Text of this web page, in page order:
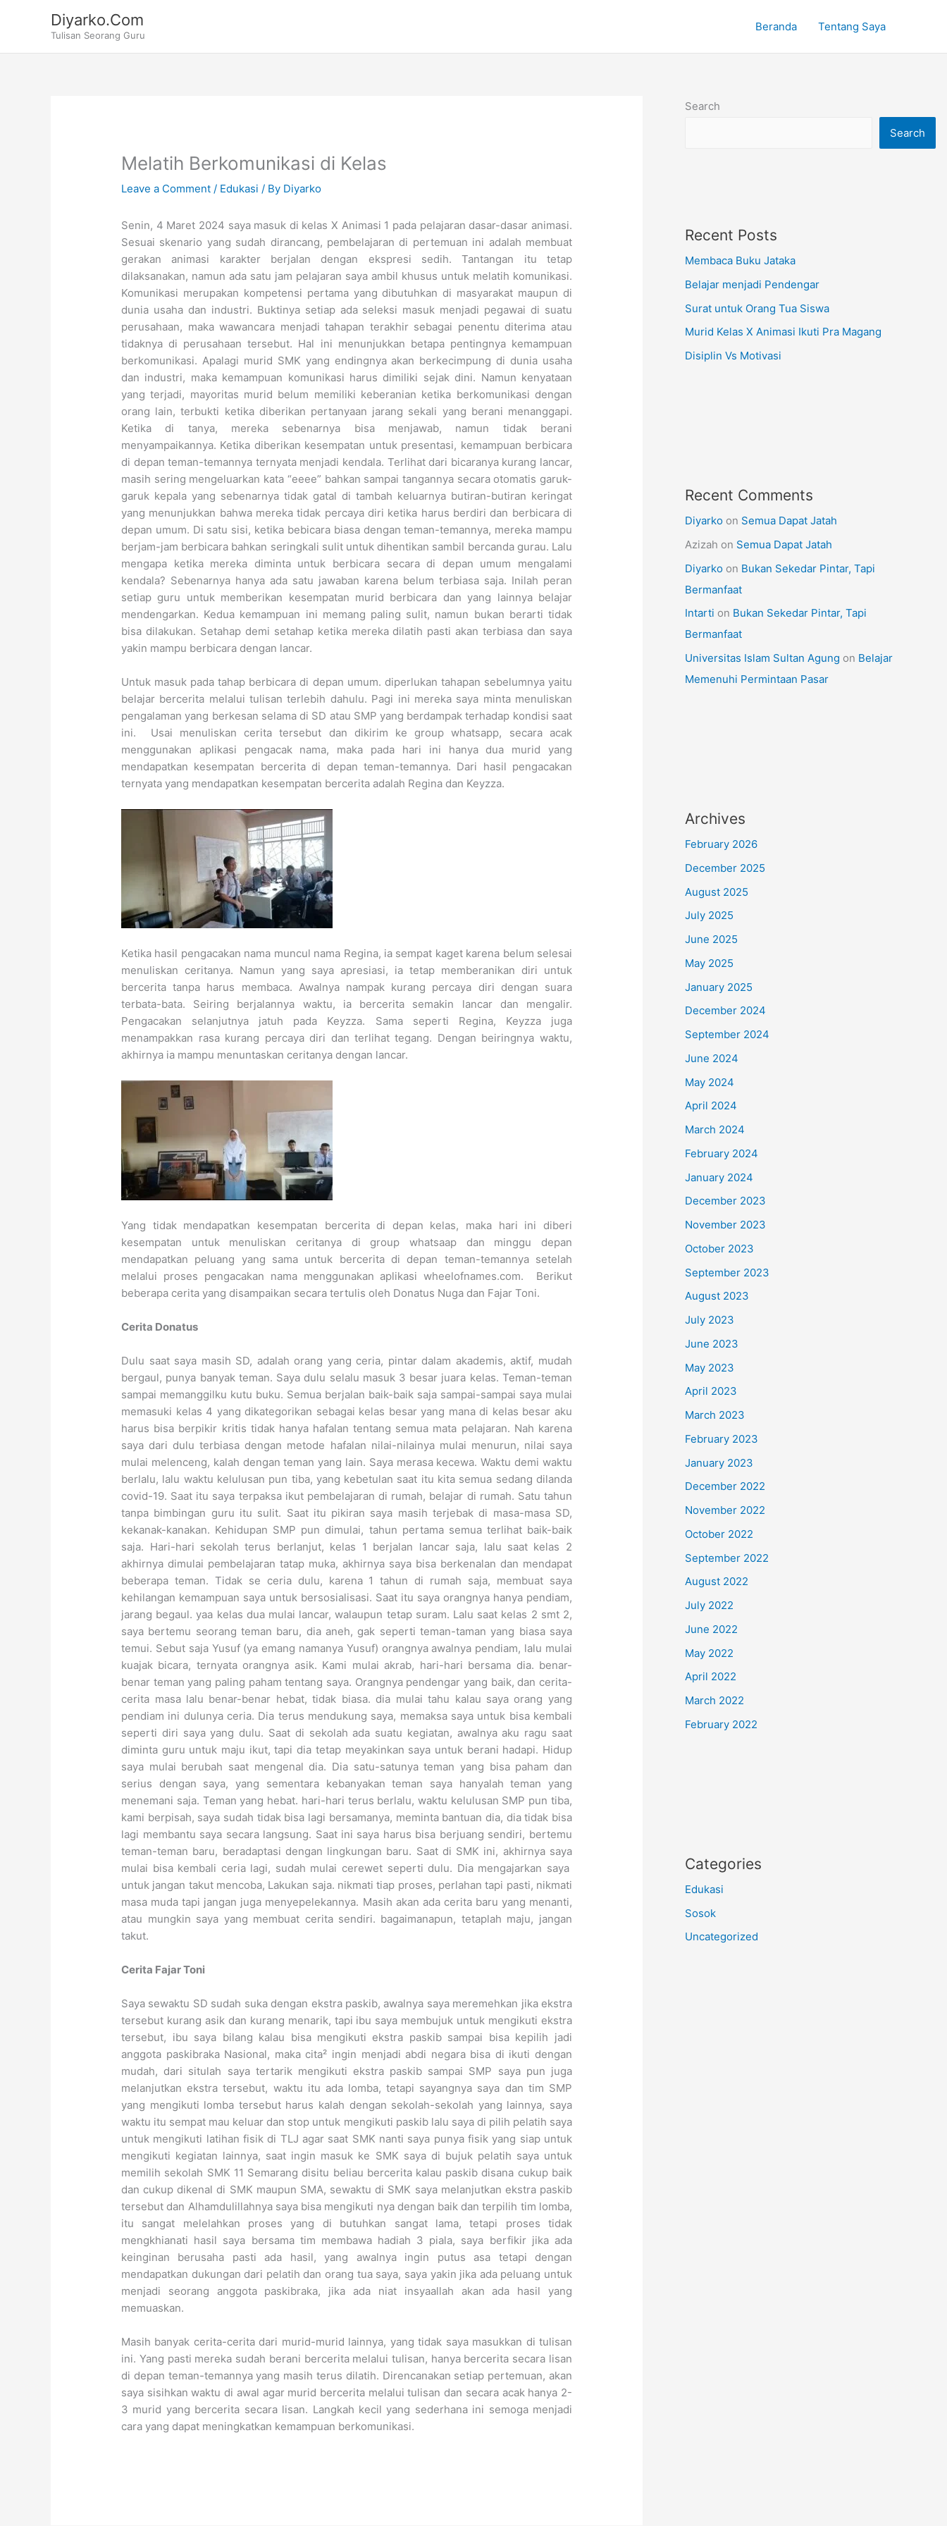
Diyarko.Com
Tulisan Seorang Guru
Beranda Tentang Saya
Melatih Berkomunikasi di Kelas
Leave a Comment / Edukasi / By Diyarko
Senin, 4 Maret 2024 saya masuk di kelas X Animasi 1 pada pelajaran dasar-dasar animasi.
Sesuai skenario yang sudah dirancang, pembelajaran di pertemuan ini adalah membuat
gerakan animasi karakter berjalan dengan ekspresi sedih. Tantangan itu tetap
dilaksanakan, namun ada satu jam pelajaran saya ambil khusus untuk melatih komunikasi.
Komunikasi merupakan kompetensi pertama yang dibutuhkan di masyarakat maupun di
dunia usaha dan industri. Buktinya setiap ada seleksi masuk menjadi pegawai di suatu
perusahaan, maka wawancara menjadi tahapan terakhir sebagai penentu diterima atau
tidaknya di perusahaan tersebut. Hal ini menunjukkan betapa pentingnya kemampuan
berkomunikasi. Apalagi murid SMK yang endingnya akan berkecimpung di dunia usaha
dan industri, maka kemampuan komunikasi harus dimiliki sejak dini. Namun kenyataan
yang terjadi, mayoritas murid belum memiliki keberanian ketika berkomunikasi dengan
orang lain, terbukti ketika diberikan pertanyaan jarang sekali yang berani menanggapi.
Ketika di tanya, mereka sebenarnya bisa menjawab, namun tidak berani
menyampaikannya. Ketika diberikan kesempatan untuk presentasi, kemampuan berbicara
di depan teman-temannya ternyata menjadi kendala. Terlihat dari bicaranya kurang lancar,
masih sering mengeluarkan kata “eeee” bahkan sampai tangannya secara otomatis garuk-
garuk kepala yang sebenarnya tidak gatal di tambah keluarnya butiran-butiran keringat
yang menunjukkan bahwa mereka tidak percaya diri ketika harus berdiri dan berbicara di
depan umum. Di satu sisi, ketika bebicara biasa dengan teman-temannya, mereka mampu
berjam-jam berbicara bahkan seringkali sulit untuk dihentikan sambil bercanda gurau. Lalu
mengapa ketika mereka diminta untuk berbicara secara di depan umum mengalami
kendala? Sebenarnya hanya ada satu jawaban karena belum terbiasa saja. Inilah peran
setiap guru untuk memberikan kesempatan murid berbicara dan yang lainnya belajar
mendengarkan. Kedua kemampuan ini memang paling sulit, namun bukan berarti tidak
bisa dilakukan. Setahap demi setahap ketika mereka dilatih pasti akan terbiasa dan saya
yakin mampu berbicara dengan lancar.
Untuk masuk pada tahap berbicara di depan umum. diperlukan tahapan sebelumnya yaitu
belajar bercerita melalui tulisan terlebih dahulu. Pagi ini mereka saya minta menuliskan
pengalaman yang berkesan selama di SD atau SMP yang berdampak terhadap kondisi saat
ini. Usai menuliskan cerita tersebut dan dikirim ke group whatsapp, secara acak
menggunakan aplikasi pengacak nama, maka pada hari ini hanya dua murid yang
mendapatkan kesempatan bercerita di depan teman-temannya. Dari hasil pengacakan
ternyata yang mendapatkan kesempatan bercerita adalah Regina dan Keyzza.
Ketika hasil pengacakan nama muncul nama Regina, ia sempat kaget karena belum selesai
menuliskan ceritanya. Namun yang saya apresiasi, ia tetap memberanikan diri untuk
bercerita tanpa harus membaca. Awalnya nampak kurang percaya diri dengan suara
terbata-bata. Seiring berjalannya waktu, ia bercerita semakin lancar dan mengalir.
Pengacakan selanjutnya jatuh pada Keyzza. Sama seperti Regina, Keyzza juga
menampakkan rasa kurang percaya diri dan terlihat tegang. Dengan beiringnya waktu,
akhirnya ia mampu menuntaskan ceritanya dengan lancar.
Yang tidak mendapatkan kesempatan bercerita di depan kelas, maka hari ini diberi
kesempatan untuk menuliskan ceritanya di group whatsaap dan minggu depan
mendapatkan peluang yang sama untuk bercerita di depan teman-temannya setelah
melalui proses pengacakan nama menggunakan aplikasi wheelofnames.com. Berikut
beberapa cerita yang disampaikan secara tertulis oleh Donatus Nuga dan Fajar Toni.
Cerita Donatus
Dulu saat saya masih SD, adalah orang yang ceria, pintar dalam akademis, aktif, mudah
bergaul, punya banyak teman. Saya dulu selalu masuk 3 besar juara kelas. Teman-teman
sampai memanggilku kutu buku. Semua berjalan baik-baik saja sampai-sampai saya mulai
memasuki kelas 4 yang dikategorikan sebagai kelas besar yang mana di kelas besar aku
harus bisa berpikir kritis tidak hanya hafalan tentang semua mata pelajaran. Nah karena
saya dari dulu terbiasa dengan metode hafalan nilai-nilainya mulai menurun, nilai saya
mulai melenceng, kalah dengan teman yang lain. Saya merasa kecewa. Waktu demi waktu
berlalu, lalu waktu kelulusan pun tiba, yang kebetulan saat itu kita semua sedang dilanda
covid-19. Saat itu saya terpaksa ikut pembelajaran di rumah, belajar di rumah. Satu tahun
tanpa bimbingan guru itu sulit. Saat itu pikiran saya masih terjebak di masa-masa SD,
kekanak-kanakan. Kehidupan SMP pun dimulai, tahun pertama semua terlihat baik-baik
saja. Hari-hari sekolah terus berlanjut, kelas 1 berjalan lancar saja, lalu saat kelas 2
akhirnya dimulai pembelajaran tatap muka, akhirnya saya bisa berkenalan dan mendapat
beberapa teman. Tidak se ceria dulu, karena 1 tahun di rumah saja, membuat saya
kehilangan kemampuan saya untuk bersosialisasi. Saat itu saya orangnya hanya pendiam,
jarang begaul. yaa kelas dua mulai lancar, walaupun tetap suram. Lalu saat kelas 2 smt 2,
saya bertemu seorang teman baru, dia aneh, gak seperti teman-taman yang biasa saya
temui. Sebut saja Yusuf (ya emang namanya Yusuf) orangnya awalnya pendiam, lalu mulai
kuajak bicara, ternyata orangnya asik. Kami mulai akrab, hari-hari bersama dia. benar-
benar teman yang paling paham tentang saya. Orangnya pendengar yang baik, dan cerita-
cerita masa lalu benar-benar hebat, tidak biasa. dia mulai tahu kalau saya orang yang
pendiam ini dulunya ceria. Dia terus mendukung saya, memaksa saya untuk bisa kembali
seperti diri saya yang dulu. Saat di sekolah ada suatu kegiatan, awalnya aku ragu saat
diminta guru untuk maju ikut, tapi dia tetap meyakinkan saya untuk berani hadapi. Hidup
saya mulai berubah saat mengenal dia. Dia satu-satunya teman yang bisa paham dan
serius dengan saya, yang sementara kebanyakan teman saya hanyalah teman yang
menemani saja. Teman yang hebat. hari-hari terus berlalu, waktu kelulusan SMP pun tiba,
kami berpisah, saya sudah tidak bisa lagi bersamanya, meminta bantuan dia, dia tidak bisa
lagi membantu saya secara langsung. Saat ini saya harus bisa berjuang sendiri, bertemu
teman-teman baru, beradaptasi dengan lingkungan baru. Saat di SMK ini, akhirnya saya
mulai bisa kembali ceria lagi, sudah mulai cerewet seperti dulu. Dia mengajarkan saya
untuk jangan takut mencoba, Lakukan saja. nikmati tiap proses, perlahan tapi pasti, nikmati
masa muda tapi jangan juga menyepelekannya. Masih akan ada cerita baru yang menanti,
atau mungkin saya yang membuat cerita sendiri. bagaimanapun, tetaplah maju, jangan
takut.
Cerita Fajar Toni
Saya sewaktu SD sudah suka dengan ekstra paskib, awalnya saya meremehkan jika ekstra
tersebut kurang asik dan kurang menarik, tapi ibu saya membujuk untuk mengikuti ekstra
tersebut, ibu saya bilang kalau bisa mengikuti ekstra paskib sampai bisa kepilih jadi
anggota paskibraka Nasional, maka cita² ingin menjadi abdi negara bisa di ikuti dengan
mudah, dari situlah saya tertarik mengikuti ekstra paskib sampai SMP saya pun juga
melanjutkan ekstra tersebut, waktu itu ada lomba, tetapi sayangnya saya dan tim SMP
yang mengikuti lomba tersebut harus kalah dengan sekolah-sekolah yang lainnya, saya
waktu itu sempat mau keluar dan stop untuk mengikuti paskib lalu saya di pilih pelatih saya
untuk mengikuti latihan fisik di TLJ agar saat SMK nanti saya punya fisik yang siap untuk
mengikuti kegiatan lainnya, saat ingin masuk ke SMK saya di bujuk pelatih saya untuk
memilih sekolah SMK 11 Semarang disitu beliau bercerita kalau paskib disana cukup baik
dan cukup dikenal di SMK maupun SMA, sewaktu di SMK saya melanjutkan ekstra paskib
tersebut dan Alhamdulillahnya saya bisa mengikuti nya dengan baik dan terpilih tim lomba,
itu sangat melelahkan proses yang di butuhkan sangat lama, tetapi proses tidak
mengkhianati hasil saya bersama tim membawa hadiah 3 piala, saya berfikir jika ada
keinginan berusaha pasti ada hasil, yang awalnya ingin putus asa tetapi dengan
mendapatkan dukungan dari pelatih dan orang tua saya, saya yakin jika ada peluang untuk
menjadi seorang anggota paskibraka, jika ada niat insyaallah akan ada hasil yang
memuaskan.
Masih banyak cerita-cerita dari murid-murid lainnya, yang tidak saya masukkan di tulisan
ini. Yang pasti mereka sudah berani bercerita melalui tulisan, hanya bercerita secara lisan
di depan teman-temannya yang masih terus dilatih. Direncanakan setiap pertemuan, akan
saya sisihkan waktu di awal agar murid bercerita melalui tulisan dan secara acak hanya 2-
3 murid yang bercerita secara lisan. Langkah kecil yang sederhana ini semoga menjadi
cara yang dapat meningkatkan kemampuan berkomunikasi.
Search
Search
Recent Posts
Membaca Buku Jataka
Belajar menjadi Pendengar
Surat untuk Orang Tua Siswa
Murid Kelas X Animasi Ikuti Pra Magang
Disiplin Vs Motivasi
Recent Comments
Diyarko on Semua Dapat Jatah
Azizah on Semua Dapat Jatah
Diyarko on Bukan Sekedar Pintar, Tapi
Bermanfaat
Intarti on Bukan Sekedar Pintar, Tapi
Bermanfaat
Universitas Islam Sultan Agung on Belajar
Memenuhi Permintaan Pasar
Archives
February 2026
December 2025
August 2025
July 2025
June 2025
May 2025
January 2025
December 2024
September 2024
June 2024
May 2024
April 2024
March 2024
February 2024
January 2024
December 2023
November 2023
October 2023
September 2023
August 2023
July 2023
June 2023
May 2023
April 2023
March 2023
February 2023
January 2023
December 2022
November 2022
October 2022
September 2022
August 2022
July 2022
June 2022
May 2022
April 2022
March 2022
February 2022
Categories
Edukasi
Sosok
Uncategorized